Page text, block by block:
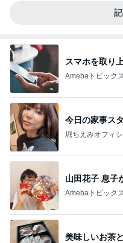
スマホを取り
Amebaトピックス
今日の家事ス
堀ちえみオフィ
山田花子 息子
Amebaトピックス
美味しいお茶